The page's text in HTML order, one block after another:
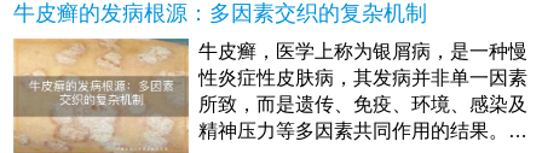
牛皮癣的发病根源：多因素交织的复杂机制
牛皮癣，医学上称为银屑病，是一种慢
性炎症性皮肤病，其发病并非单一因素
所致，而是遗传、免疫、环境、感染及
精神压力等多因素共同作用的结果。许